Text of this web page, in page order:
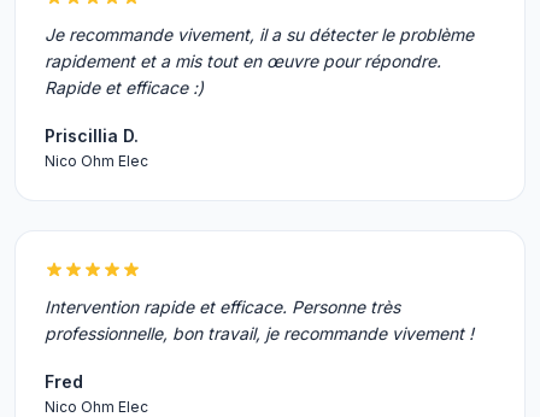
Je recommande vivement, il a su détecter le problème
rapidement et a mis tout en œuvre pour répondre.
Rapide et efficace :)
Priscillia D.
Nico Ohm Elec
Intervention rapide et efficace. Personne très
professionnelle, bon travail, je recommande vivement !
Fred
Nico Ohm Elec